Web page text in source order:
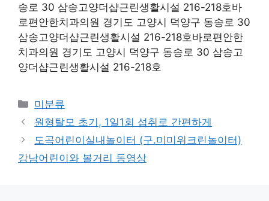
송로 30 삼송고양더샵근린생활시설 216-218호바
로편안한치과의원 경기도 고양시 덕양구 동송로 30
삼송고양더샵근린생활시설 216-218호바로편안한
치과의원 경기도 고양시 덕양구 동송로 30 삼송고
양더샵근린생활시설 216-218호
Categories
미분류
원형탈모 초기, 1일1회 섭취로 간편하게
도곡어린이실내놀이터 (구.미미위크린놀이터)
강남어린이와 볼거리 동영상